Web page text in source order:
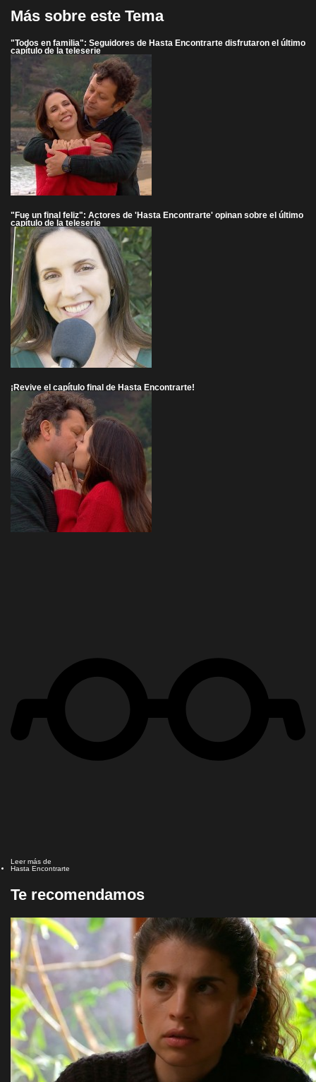
Más sobre este Tema
"Todos en familia": Seguidores de Hasta Encontrarte disfrutaron el último
capítulo de la teleserie
"Fue un final feliz": Actores de 'Hasta Encontrarte' opinan sobre el último
capítulo de la teleserie
¡Revive el capítulo final de Hasta Encontrarte!
Leer más de
Hasta Encontrarte
Te recomendamos